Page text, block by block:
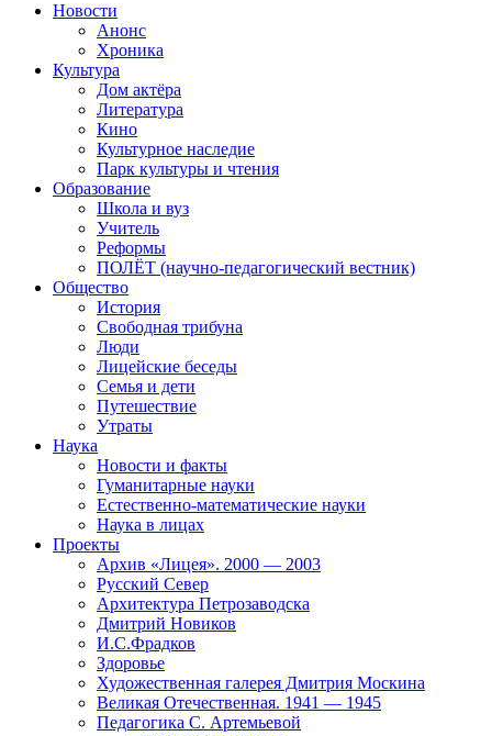
Новости
Анонс
Хроника
Культура
Дом актёра
Литература
Кино
Культурное наследие
Парк культуры и чтения
Образование
Школа и вуз
Учитель
Реформы
ПОЛЁТ (научно-педагогический вестник)
Общество
История
Свободная трибуна
Люди
Лицейские беседы
Семья и дети
Путешествие
Утраты
Наука
Новости и факты
Гуманитарные науки
Естественно-математические науки
Наука в лицах
Проекты
Архив «Лицея». 2000 — 2003
Русский Север
Архитектура Петрозаводска
Дмитрий Новиков
И.С.Фрадков
Здоровье
Художественная галерея Дмитрия Москина
Великая Отечественная. 1941 — 1945
Педагогика С. Артемьевой